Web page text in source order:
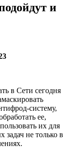
и
в Сети сегодня
систему,
ее,
их для
не только в